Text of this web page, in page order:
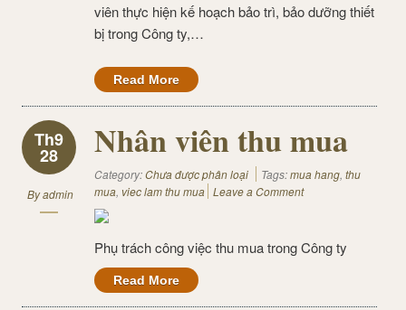
viên thực hiện kế hoạch bảo trì, bảo dưỡng thiết
bị trong Công ty,…
Read More
Th9
28
Byadmin
Nhân viên thu mua
Category:Chưa được phân loại Tags:mua hang, thu
mua, viec lam thu mua Leave a Comment
Phụ trách công việc thu mua trong Công ty
Read More